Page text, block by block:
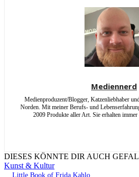
Mediennerd
Medienproduzent/Blogger, Katzenliebhaber
Norden. Mit meiner Berufs- und
2009 Produkte aller Art. Sie erhalten immer
DIESES KÖNNTE DIR AUCH
Kunst & Kultur
Little Book of Frida Kahlo